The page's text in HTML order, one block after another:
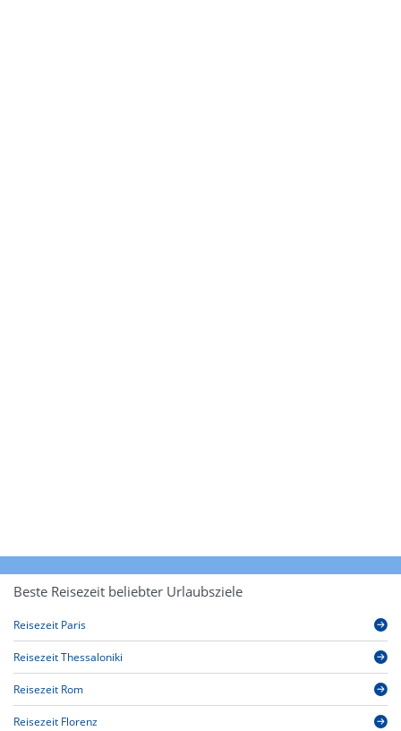
Beste Reisezeit beliebter Urlaubsziele
Reisezeit Paris
Reisezeit Thessaloniki
Reisezeit Rom
Reisezeit Florenz